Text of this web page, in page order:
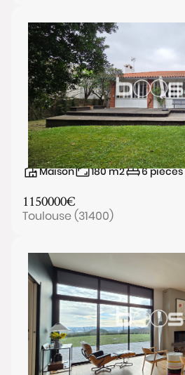
Maison 180m2 6pièces
1150000€
Toulouse (31400)